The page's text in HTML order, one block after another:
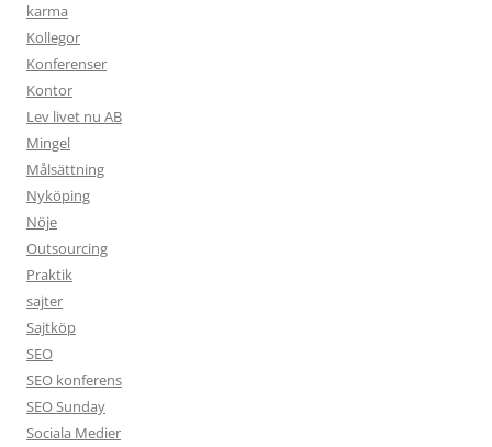
karma
Kollegor
Konferenser
Kontor
Lev livet nu AB
Mingel
Målsättning
Nyköping
Nöje
Outsourcing
Praktik
sajter
Sajtköp
SEO
SEO konferens
SEO Sunday
Sociala Medier